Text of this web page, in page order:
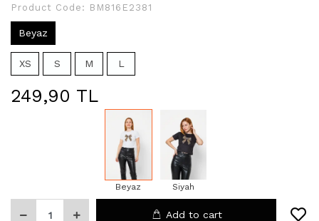
Product Code: BM816E2381
Beyaz
XS S M L
249,90 TL
Beyaz Siyah
Add to cart